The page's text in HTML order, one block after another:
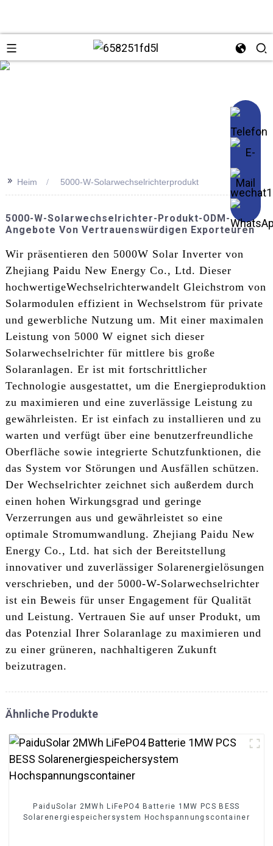
>> Heim 5000-W-Solarwechselrichterprodukt
5000-W-Solarwechselrichter-Produkt-ODM-
Angebote Von Vertrauenswürdigen Exporteuren
Wir präsentieren den 5000W Solar Inverter von
Zhejiang Paidu New Energy Co., Ltd. Dieser
hochwertigeWechselrichterwandelt Gleichstrom von
Solarmodulen effizient in Wechselstrom für private
und gewerbliche Nutzung um. Mit einer maximalen
Leistung von 5000 W eignet sich dieser
Solarwechselrichter für mittlere bis große
Solaranlagen. Er ist mit fortschrittlicher
Technologie ausgestattet, um die Energieproduktion
zu maximieren und eine zuverlässige Leistung zu
gewährleisten. Er ist einfach zu installieren und zu
warten und verfügt über eine benutzerfreundliche
Oberfläche sowie integrierte Schutzfunktionen, die
das System vor Störungen und Ausfällen schützen.
Der Wechselrichter zeichnet sich außerdem durch
einen hohen Wirkungsgrad und geringe
Verzerrungen aus und gewährleistet so eine
optimale Stromumwandlung. Zhejiang Paidu New
Energy Co., Ltd. hat sich der Bereitstellung
innovativer und zuverlässiger Solarenergielösungen
verschrieben, und der 5000-W-Solarwechselrichter
ist ein Beweis für unser Engagement für Qualität
und Leistung. Vertrauen Sie auf unser Produkt, um
das Potenzial Ihrer Solaranlage zu maximieren und
zu einer grüneren, nachhaltigeren Zukunft
beizutragen.
Ähnliche Produkte
PaiduSolar 2MWh LiFePO4 Batterie 1MW PCS BESS
Solarenergiespeichersystem Hochspannungscontainer